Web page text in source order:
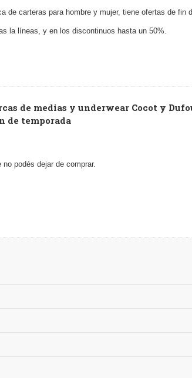
de carteras para hombre y mujer, tiene ofertas de fin
la líneas, y en los discontinuos hasta un 50%.
de medias y underwear Cocot y
de temporada
podés dejar de comprar.